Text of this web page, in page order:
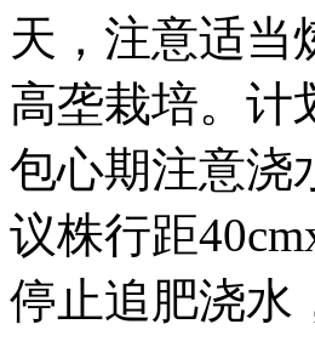
天，注意适当
高垄栽培。计
包心期注意浇
议株行距
停止追肥浇水